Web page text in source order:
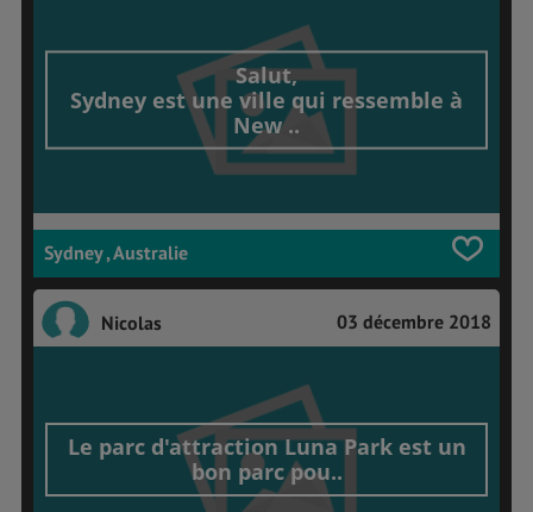
Salut,
Sydney est une ville qui ressemble à
New ..
Sydney , Australie
Nicolas 03 décembre 2018
Le parc d'attraction Luna Park est un
bon parc pou..